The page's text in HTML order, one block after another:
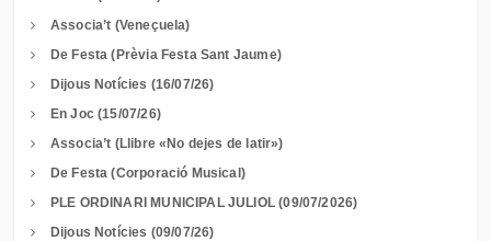
Associa’t (Veneçuela)
De Festa (Prèvia Festa Sant Jaume)
Dijous Notícies (16/07/26)
En Joc (15/07/26)
Associa’t (Llibre «No dejes de latir»)
De Festa (Corporació Musical)
PLE ORDINARI MUNICIPAL JULIOL (09/07/2026)
Dijous Notícies (09/07/26)